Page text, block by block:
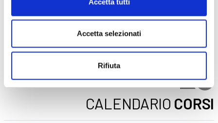
Accetta selezionati
Rifiuta
CORSIONLINE
CALENDARIO CORSI